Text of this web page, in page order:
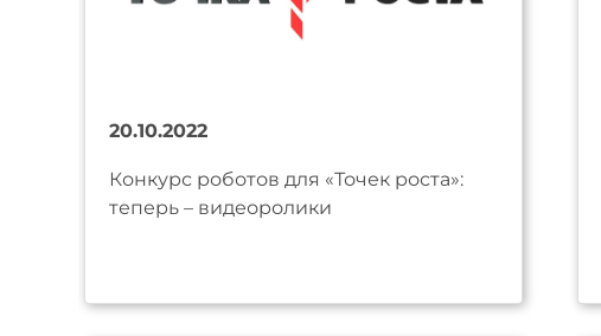
20.10.2022
Конкурс роботов для «Точек роста»:
теперь – видеоролики